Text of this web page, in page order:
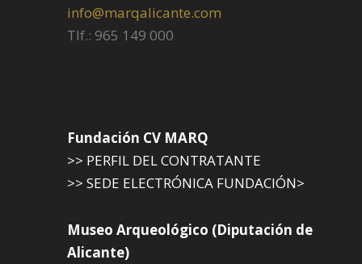
info@marqalicante.com
Tlf.: 965 149 000
Fundación CV MARQ
>> PERFIL DEL CONTRATANTE
>> SEDE ELECTRÓNICA FUNDACIÓN>
Museo Arqueológico (Diputación de
Alicante)